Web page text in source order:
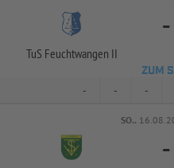
TuS Feuchtwangen II
-
ZUM
- - -
SO..
-